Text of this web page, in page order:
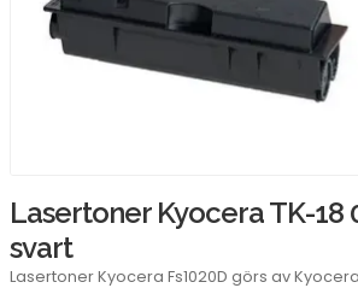
Lasertoner Kyocera TK-18
svart
Lasertoner Kyocera Fs1020D görs av